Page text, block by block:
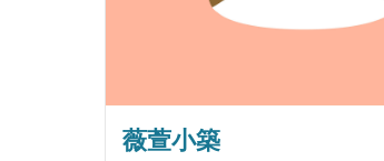
薇萱小築